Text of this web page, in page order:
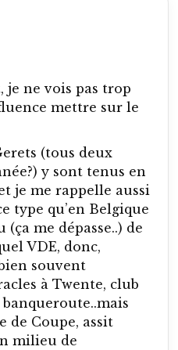
je ne vois pas trop
mettre sur le
(tous deux
y sont tenus en
je me rappelle aussi
type qu’en Belgique
me dépasse..) de
VDE, donc,
souvent
à Twente, club
de Coupe, assit
milieu de